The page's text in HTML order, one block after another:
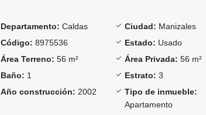
Departamento: Caldas Ciudad: Manizales
Código: 8975536 Estado: Usado
Área Terreno: 56 m² Área Privada: 56 m²
Baño: 1 Estrato: 3
Año construcción: 2002
Tipo de inmueble:
Apartamento